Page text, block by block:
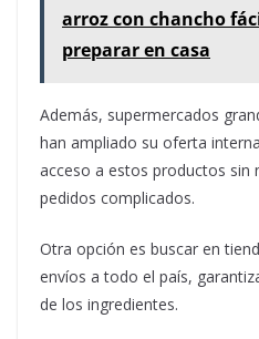
arroz con chancho
preparar en casa
Además, supermercados
han ampliado su oferta
acceso a estos productos sin
pedidos complicados.
Otra opción es buscar en
envíos a todo el país,
de los ingredientes.